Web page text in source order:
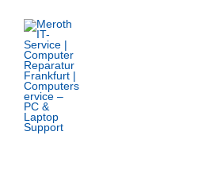
Inhalt
springen